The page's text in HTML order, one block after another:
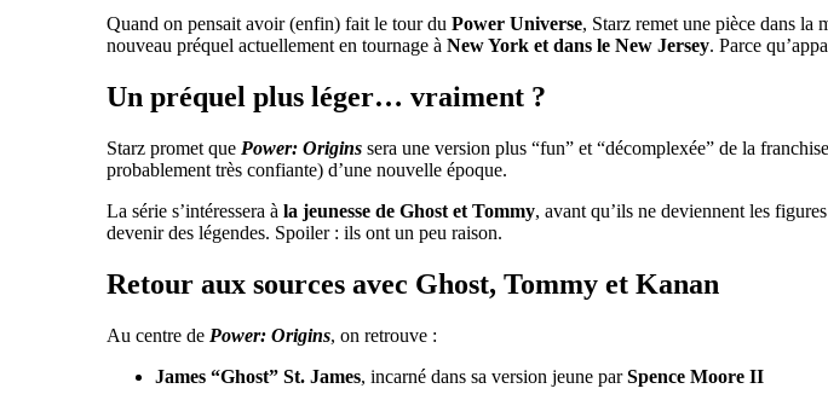
Quand on pensait avoir (enfin) fait le tour du Power Universe, Starz remet une pièce dans la
nouveau préquel actuellement en tournage à New York et dans le New Jersey. Parce
Un préquel plus léger… vraiment ?
Starz promet que Power: Origins sera une version plus “fun” et “décomplexée” de la
probablement très confiante) d’une nouvelle époque.
La série s’intéressera à la jeunesse de Ghost et Tommy, avant qu’ils ne deviennent les
devenir des légendes. Spoiler : ils ont un peu raison.
Retour aux sources avec Ghost, Tommy et Kanan
Au centre de Power: Origins, on retrouve :
James “Ghost” St. James, incarné dans sa version jeune parSpence Moore II